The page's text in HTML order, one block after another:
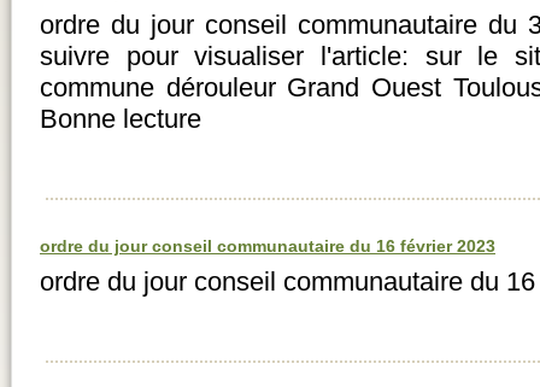
ordre du jour conseil communautaire du
suivre pour visualiser l'article: sur le
commune dérouleur Grand Ouest
Bonne lecture
ordre du jour conseil communautaire du 16 février 2023
ordre du jour conseil communautaire du